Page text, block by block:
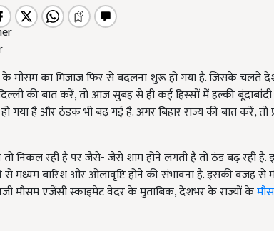
के मौसम का मिजाज फिर से बदलना शुरू हो गया है. जिसके चलते
की बात करें, तो आज सुबह से ही कई हिस्सों में हल्की
हो गया है और ठंडक भी बढ़ गई है. अगर बिहार राज्य की बात करें,
निकल रही है पर जैसे- जैसे शाम होने लगती है तो ठंड बढ़ रही
मध्यम बारिश और ओलावृष्टि होने की संभावना है. इसकी वजह से
मौसम एजेंसी स्काइमेट वेदर के मुताबिक, देशभर के राज्यों के